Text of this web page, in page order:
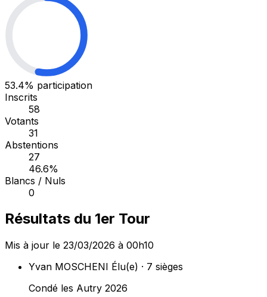
53.4% participation
Inscrits
58
Votants
31
Abstentions
27
46.6%
Blancs / Nuls
0
Résultats du 1er Tour
Mis à jour le 23/03/2026 à 00h10
Yvan MOSCHENI Élu(e) · 7 sièges
Condé les Autry 2026